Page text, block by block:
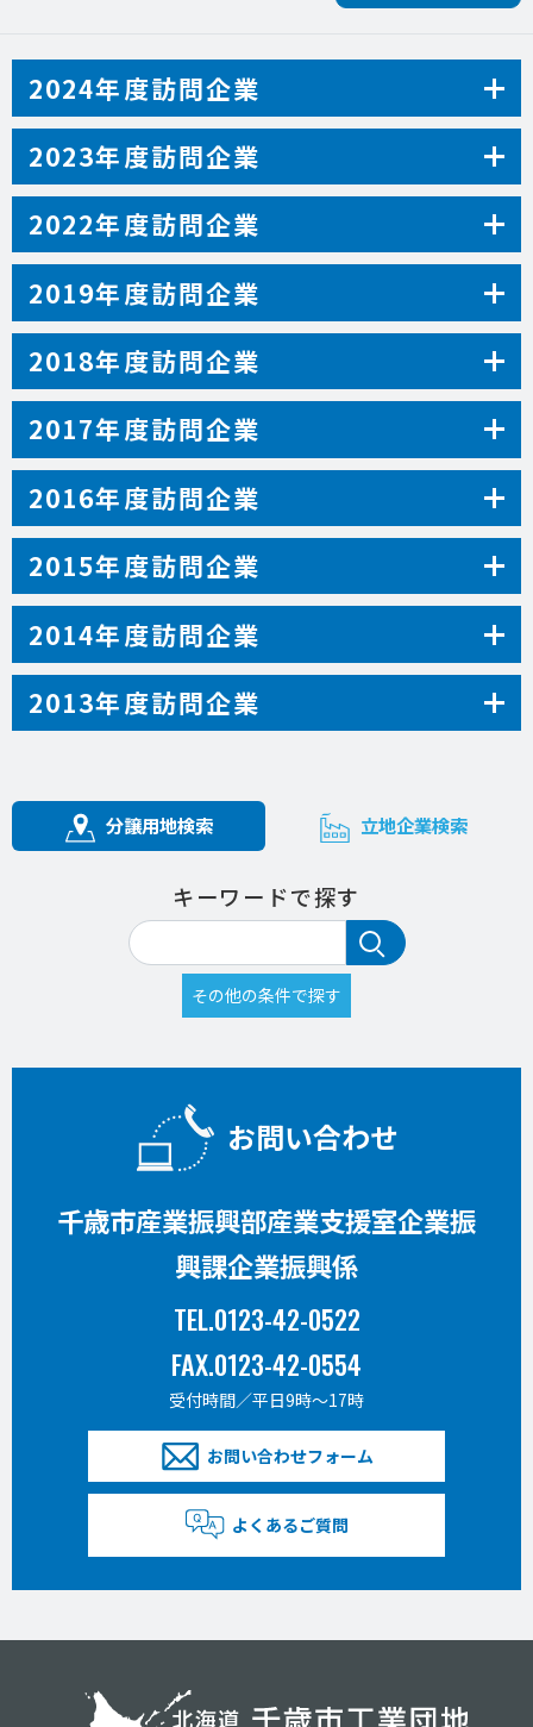
2024年度訪問企業
2023年度訪問企業
2022年度訪問企業
2019年度訪問企業
2018年度訪問企業
2017年度訪問企業
2016年度訪問企業
2015年度訪問企業
2014年度訪問企業
2013年度訪問企業
分譲用地検索 立地企業検索
キーワードで探す
お問い合わせ
千歳市産業振興部産業支援室企業振
興課企業振興係
TEL.0123-42-0522
FAX.0123-42-0554
受付時間／平日9時〜17時
お問い合わせフォーム
よくあるご質問